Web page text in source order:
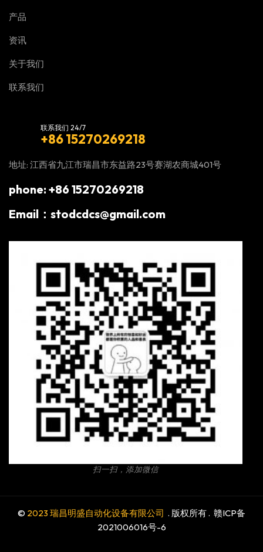
产品
资讯
关于我们
联系我们
联系我们 24/7
+86 15270269218
地址: 江西省九江市瑞昌市东益路23号赛湖农商城401号
phone: +86 15270269218
Email：stodcdcs@gmail.com
扫一扫，添加微信
© 2023 瑞昌明盛自动化设备有限公司 . 版权所有 . 赣ICP备
2021006016号-6